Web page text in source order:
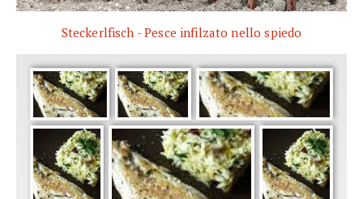
Steckerlfisch - Pesce infilzato nello spiedo